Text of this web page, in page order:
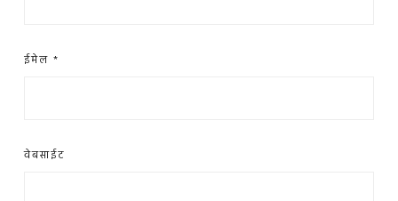
ईमेल *
वेबसाईट